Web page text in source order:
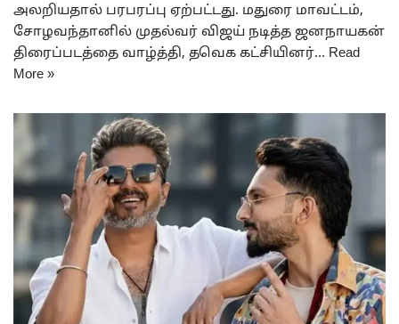
அலறியதால் பரபரப்பு ஏற்பட்டது. மதுரை மாவட்டம்,
சோழவந்தானில் முதல்வர் விஜய் நடித்த ஜனநாயகன்
திரைப்படத்தை வாழ்த்தி, தவெக கட்சியினர்… Read
More »